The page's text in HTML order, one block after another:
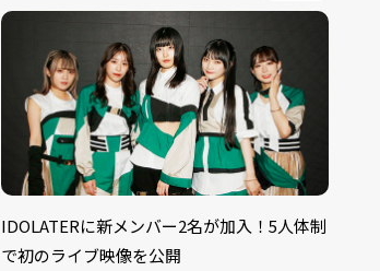
IDOLATERに新メンバー2名が加入！5人体制
で初のライブ映像を公開